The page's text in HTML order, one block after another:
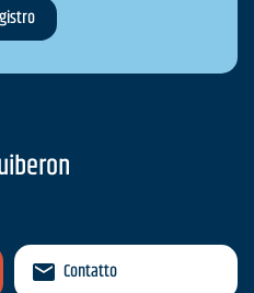
Contatto